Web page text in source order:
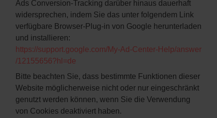
Ads Conversion-Tracking darüber hinaus dauerhaft
widersprechen, indem Sie das unter folgendem Link
verfügbare Browser-Plug-in von Google herunterladen
und installieren:
https://support.google.com/My-Ad-Center-Help/answer
/12155656?hl=de
Bitte beachten Sie, dass bestimmte Funktionen dieser
Website möglicherweise nicht oder nur eingeschränkt
genutzt werden können, wenn Sie die Verwendung
von Cookies deaktiviert haben.